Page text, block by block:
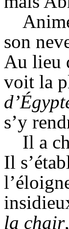
son
Au lieu
voit la
s’y
Il a
Il
la chair